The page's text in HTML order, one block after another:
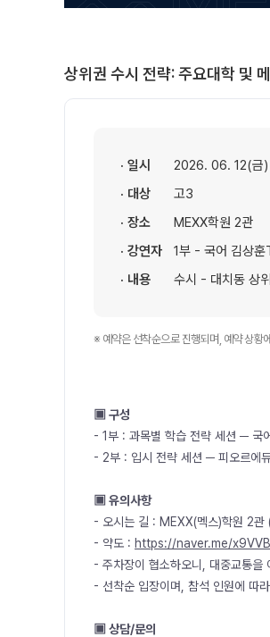
상위권 수시 전략: 주요대학 및
· 일시
2026. 06. 12(금)
· 대상
고3
· 장소
MEXX학원 2관
· 강연자
1부 - 국어 김상
· 내용
수시 - 대치동 상
※ 예약은 선착순으로 진행되며, 예약 상황
▣ 구성
- 1부 : 과목별 학습 전략 세션 ─ 국
- 2부 : 입시 전략 세션 ─ 피오르에
▣ 유의사항
- 오시는 길 : MEXX(멕스)학원 2
- 약도 : https://naver.me/
- 주차장이 협소하오니, 대중교통을
- 선착순 입장이며, 참석 인원에 따
▣ 상담/문의